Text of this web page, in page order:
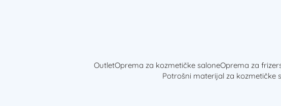
OutletOprema za kozmetičke saloneOprema za
Potrošni materijal za kozmetičke